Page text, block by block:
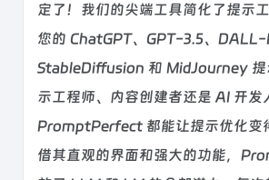
定了！我们的尖端工具简化了提示
您的 ChatGPT、GPT-3.5、DALL-
StableDiffusion 和 MidJourney 提
示工程师、内容创建者还是 AI 开发
PromptPerfect 都能让提示优化变
借其直观的界面和强大的功能，